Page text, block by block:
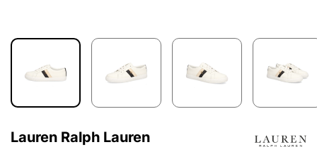
Lauren Ralph Lauren